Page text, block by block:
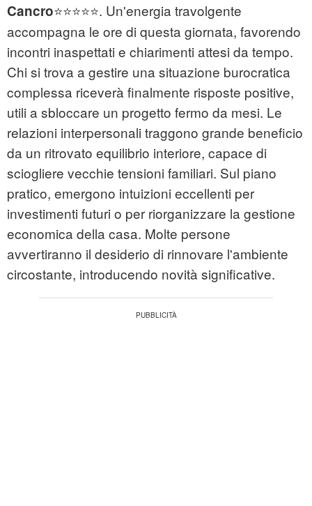
Cancro⭐⭐⭐⭐⭐. Un'energia travolgente
accompagna le ore di questa giornata, favorendo
incontri inaspettati e chiarimenti attesi da tempo.
Chi si trova a gestire una situazione burocratica
complessa riceverà finalmente risposte positive,
utili a sbloccare un progetto fermo da mesi. Le
relazioni interpersonali traggono grande beneficio
da un ritrovato equilibrio interiore, capace di
sciogliere vecchie tensioni familiari. Sul piano
pratico, emergono intuizioni eccellenti per
investimenti futuri o per riorganizzare la gestione
economica della casa. Molte persone
avvertiranno il desiderio di rinnovare l'ambiente
circostante, introducendo novità significative.